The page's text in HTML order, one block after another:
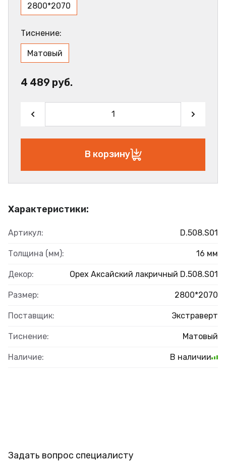
Характеристики:
Артикул: D.508.S01
Толщина (мм): 16 мм
Декор: Орех Аксайский лакричный D.508.S01
Размер: 2800*2070
Поставщик: Экстраверт
Тиснение: Матовый
Наличие: В наличии
2800*2070
Тиснение:
Матовый
4 489 руб.
В корзину
Задать вопрос специалисту